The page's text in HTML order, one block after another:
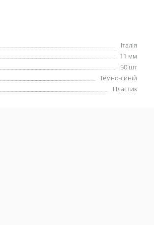
Італія
11 мм
50 шт
Темно-синій
Пластик